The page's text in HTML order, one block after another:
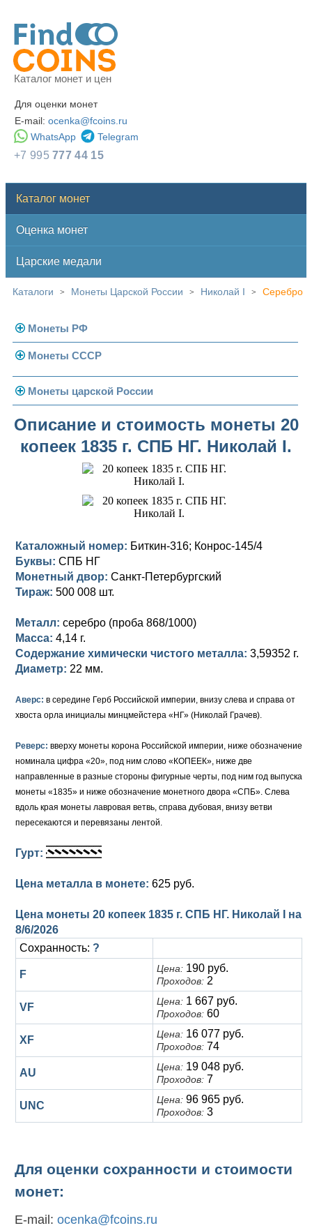
Каталог монет и цен
Для оценки монет
E-mail: ocenka@fcoins.ru
WhatsApp
Telegram
+7 995777 44 15
Каталог монет
Оценка монет
Царские медали
Каталоги > Монеты Царской России > Николай I > Серебро
Монеты РФ
Современная Россия
Монеты 1991-1993 гг.
Монеты СССР
Погодовка СССР
Монеты 1958 года
Золотые червонцы
Памятные и юбилейные
Монеты царской России
Николай II (1894-1917)
Золото
Для Финляндии
Памятные и донативные
Александр III (1881-1894)
Для Финляндии
Памятные и донативные
Александр II (1855-1881)
Медь
Для Финляндии
Памятные и донативные
Николай I (1825-1855)
Серебро
Медь
Для Грузии
Русско-Польские
Для Польши
Памятные и донативные
Золото
Серебро
Медь
Для Грузии
Для Польши
Павел I (1796-1801)
Золото
Серебро
Медь
Екатерина II (1762-1796)
Золото
Серебро
Сибирские монеты
Таврические монеты
Петр III (1762)
Золото
Серебро
Для Пруссии
Ливонезы
Альбертусталер
Иоанн Антонович (1740-1741)
Анна Иоанновна (1730-1740)
Екатерина I (1725-1727)
Петр I (1682-1725)
Золото
Серебро
Описание и стоимость монеты 20
копеек 1835 г. СПБ НГ. Николай I.
Каталожный номер: Биткин-316; Конрос-145/4
Буквы: СПБ НГ
Монетный двор: Санкт-Петербургский
Тираж: 500 008 шт.
Металл: серебро (проба 868/1000)
Масса: 4,14 г.
Содержание химически чистого металла: 3,59352 г.
Диаметр: 22 мм.
Аверс: в середине Герб Российской империи, внизу слева и справа от
хвоста орла инициалы минцмейстера «НГ» (Николай Грачев).
Реверс: вверху монеты корона Российской империи, ниже обозначение
номинала цифра «20», под ним слово «КОПЕЕК», ниже две
направленные в разные стороны фигурные черты, под ним год выпуска
монеты «1835» и ниже обозначение монетного двора «СПБ». Слева
вдоль края монеты лавровая ветвь, справа дубовая, внизу ветви
пересекаются и перевязаны лентой.
Гурт:
Цена металла в монете: 625 руб.
Цена монеты 20 копеек 1835 г. СПБ НГ. Николай I на
8/6/2026
Сохранность: ?
F Цена: 190 руб.
Проходов: 2
VF Цена: 1 667 руб.
Проходов: 60
XF Цена: 16 077 руб.
Проходов: 74
AU Цена: 19 048 руб.
Проходов: 7
UNC Цена: 96 965 руб.
Проходов: 3
Для оценки сохранности и стоимости
монет:
E-mail: ocenka@fcoins.ru